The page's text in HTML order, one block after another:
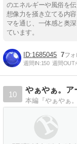
のエネルギーや風俗を
想像力を掻き立てる内
マを通じ、一体感と奥
ています。
1685045 7
週間IN:150 週間OUT:
10
やぁやぁ。ア